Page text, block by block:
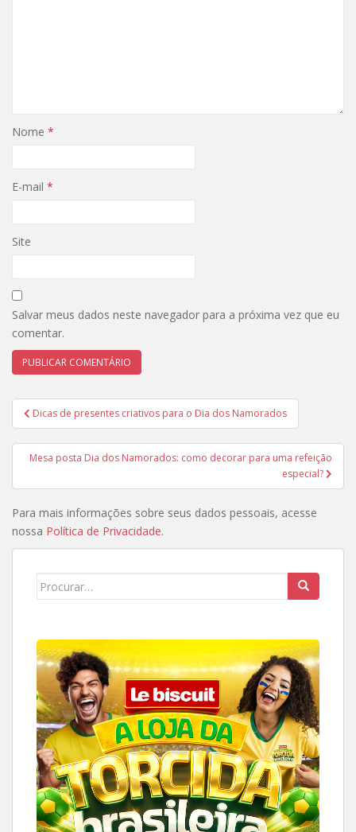
Nome *
E-mail *
Site
Salvar meus dados neste navegador para a próxima vez que eu
comentar.
Navegação
de
Post
Dicas de presentes criativos para o Dia dos Namorados
Mesa posta Dia dos Namorados: como decorar para uma refeição
especial?
Para mais informações sobre seus dados pessoais, acesse
nossa Política de Privacidade.
Search